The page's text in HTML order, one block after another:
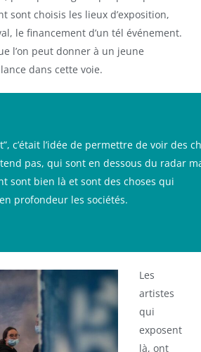
sont choisis les lieux d’exposition,
le financement d’un tél événement.
l’on peut donner à un jeune
dans cette voie.
c’était l’idée de permettre de voir des
pas, qui sont en dessous du radar
sont bien là et sont des choses qui
profondeur les sociétés.
Les
artistes
qui
exposent
là, ont